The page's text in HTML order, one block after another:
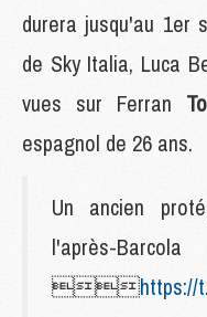
durera jusqu'au 1er
de Sky Italia, Luca
vues sur Ferran
espagnol de 26 ans.
Un ancien
https://